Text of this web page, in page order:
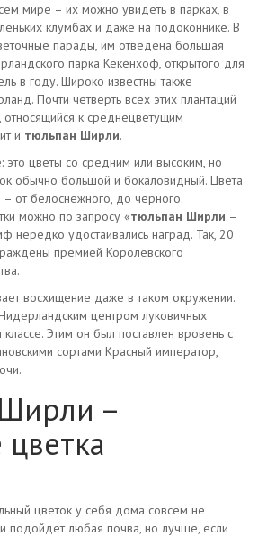
мире – их можно увидеть в парках, в
клумбах и даже на подоконнике. В
парады, им отведена большая
парка Кёкенхоф, открытого для
в году. Широко известны также
Почти четверть всех этих плантаций
относящийся к среднецветущим
и тюльпан Ширли.
это цветы со средним или высоким, но
обычно большой и бокаловидный. Цвета
от белоснежного, до черного.
можно по запросу «тюльпан Ширли –
нередко удостаивались наград. Так, 20
премией Королевского
восхищение даже в таком окружении.
центром луковичных
Этим он был поставлен вровень с
сортами Красный император,
–
цветок у себя дома совсем не
подойдет любая почва, но лучше, если